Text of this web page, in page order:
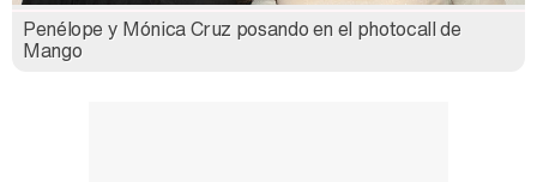
Penélope y Mónica Cruz posando en el photocall de
Mango